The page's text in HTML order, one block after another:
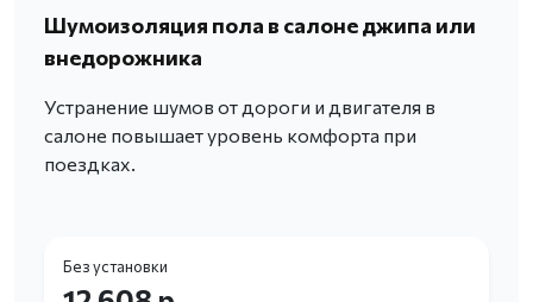
Шумоизоляция пола в салоне джипа или
внедорожника
Устранение шумов от дороги и двигателя в
салоне повышает уровень комфорта при
поездках.
Без установки